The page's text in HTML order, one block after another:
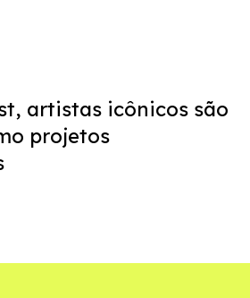
artistas icônicos são
projetos